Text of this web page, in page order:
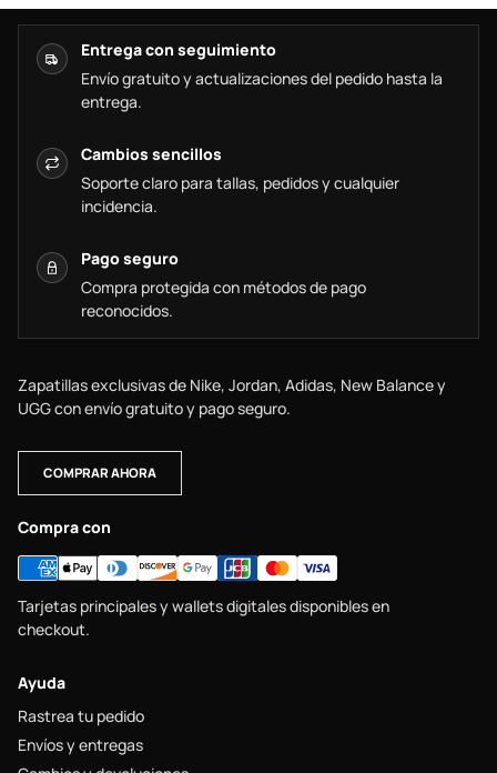
Entrega con seguimiento
Envío gratuito y actualizaciones del pedido hasta la
entrega.
Cambios sencillos
Soporte claro para tallas, pedidos y cualquier
incidencia.
Pago seguro
Compra protegida con métodos de pago
reconocidos.
Zapatillas exclusivas de Nike, Jordan, Adidas, New Balance y
UGG con envío gratuito y pago seguro.
COMPRAR AHORA
Compra con
Tarjetas principales y wallets digitales disponibles en
checkout.
Ayuda
Rastrea tu pedido
Envíos y entregas